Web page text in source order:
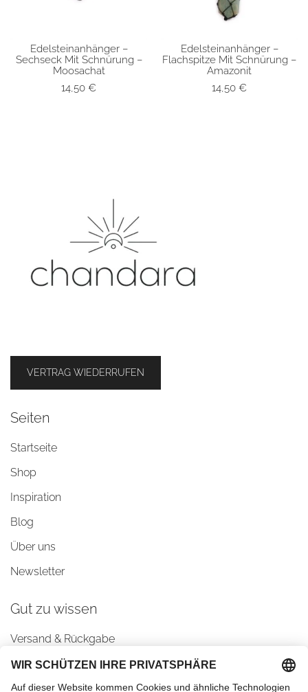
SCHNELLANSICHT
Edelsteinanhänger –
Sechseck Mit Schnürung –
Moosachat
14,50 €
SCHNELLANSICHT
Edelsteinanhänger –
Flachspitze Mit Schnürung –
Amazonit
14,50 €
VERTRAG WIEDERRUFEN
Seiten
Startseite
Shop
Inspiration
Blog
Über uns
Newsletter
Gut zu wissen
Versand & Rückgabe
AGBs
Datenschutz